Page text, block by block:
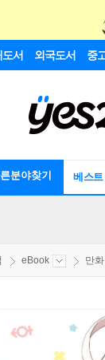
서 외국도서 중
분야찾기 베스트
eBook 만화